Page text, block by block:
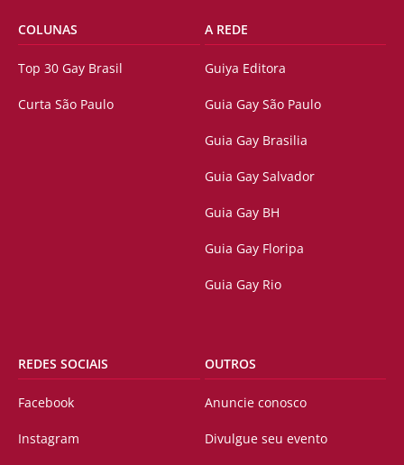
COLUNAS
Top 30 Gay Brasil
Curta São Paulo
A REDE
Guiya Editora
Guia Gay São Paulo
Guia Gay Brasilia
Guia Gay Salvador
Guia Gay BH
Guia Gay Floripa
Guia Gay Rio
REDES SOCIAIS
Facebook
Instagram
OUTROS
Anuncie conosco
Divulgue seu evento